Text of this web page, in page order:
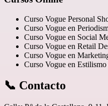
Curso Vogue Personal
Curso Vogue en
Curso Vogue en Social
Curso Vogue en Retail
Curso Vogue en
Curso Vogue en
📞 Contacto